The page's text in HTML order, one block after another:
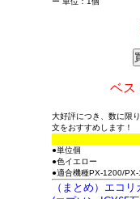
ベス
大好評につき、数に限
文をおすすめします！
●単位個
●色イエロー
●適合機種PX-1200/
（まとめ）エコ